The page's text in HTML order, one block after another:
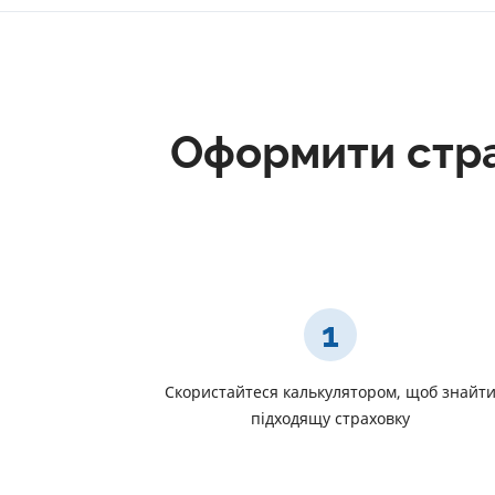
Оформити
1
Скористайтеся калькулятором, щоб знайти
підходящу страховку